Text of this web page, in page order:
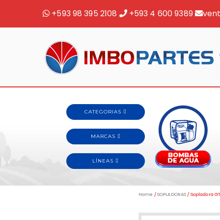
+593 98 395 2108 +593 4 600 9389
Home /SOPLADORAS / Sopladora